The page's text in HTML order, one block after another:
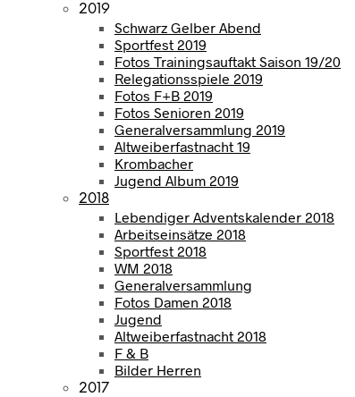
2019
Schwarz Gelber Abend
Sportfest 2019
Fotos Trainingsauftakt Saison 19/20
Relegationsspiele 2019
Fotos F+B 2019
Fotos Senioren 2019
Generalversammlung 2019
Altweiberfastnacht 19
Krombacher
Jugend Album 2019
2018
Lebendiger Adventskalender 2018
Arbeitseinsätze 2018
Sportfest 2018
WM 2018
Generalversammlung
Fotos Damen 2018
Jugend
Altweiberfastnacht 2018
F & B
Bilder Herren
2017